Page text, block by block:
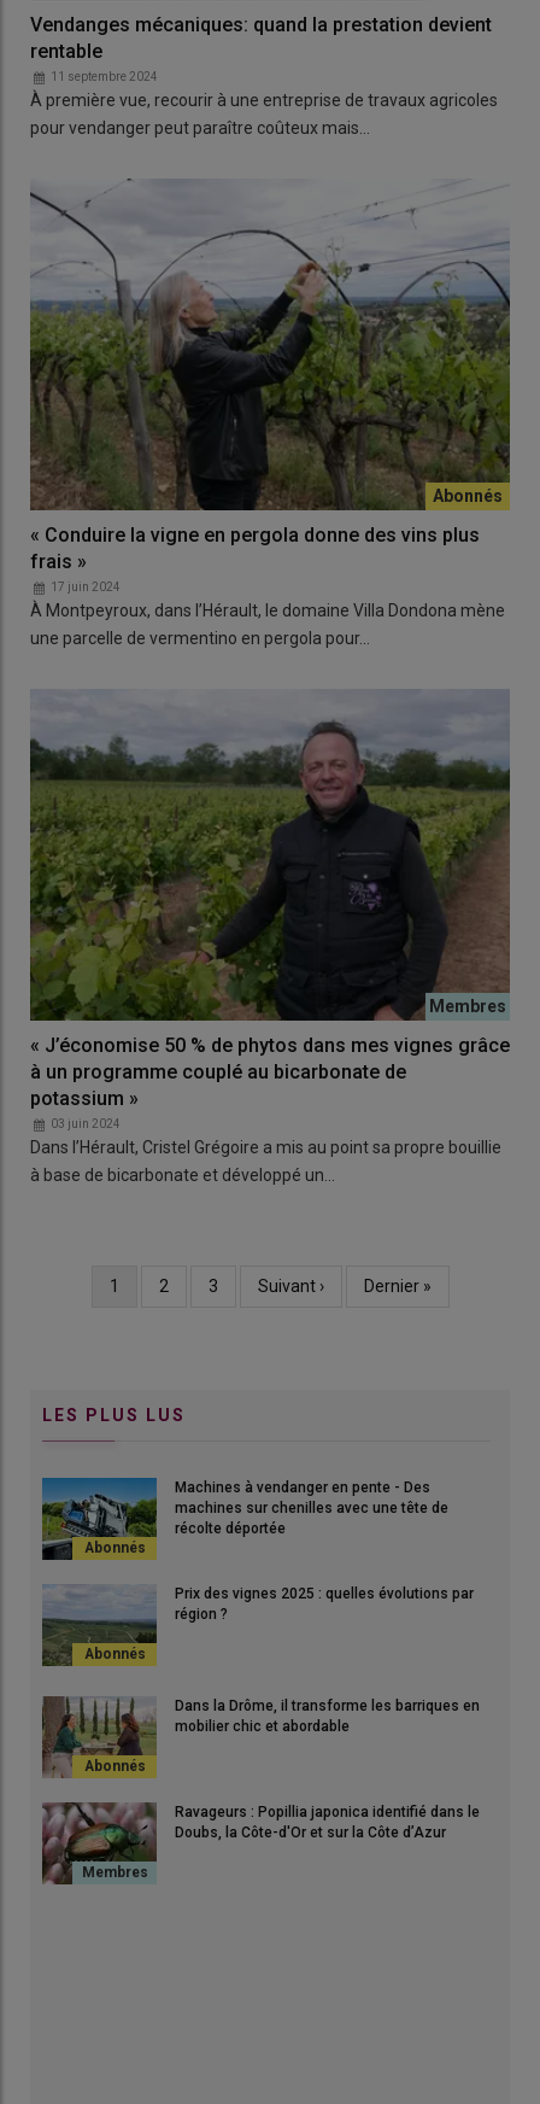
Vendanges mécaniques: quand la prestation devient
rentable
11 septembre 2024
À première vue, recourir à une entreprise de travaux agricoles
pour vendanger peut paraître coûteux mais…
« Conduire la vigne en pergola donne des vins plus
frais »
17 juin 2024
À Montpeyroux, dans l’Hérault, le domaine Villa Dondona mène
une parcelle de vermentino en pergola pour…
« J’économise 50 % de phytos dans mes vignes grâce
à un programme couplé au bicarbonate de
potassium »
03 juin 2024
Dans l’Hérault, Cristel Grégoire a mis au point sa propre bouillie
à base de bicarbonate et développé un…
Page
1 Page
2 Page
3
Page
Suivant ›
Dernière
Dernier »
LES PLUS LUS
Machines à vendanger en pente - Des
machines sur chenilles avec une tête de
récolte déportée
Prix des vignes 2025 : quelles évolutions par
région ?
Dans la Drôme, il transforme les barriques en
mobilier chic et abordable
Ravageurs : Popillia japonica identifié dans le
Doubs, la Côte-d'Or et sur la Côte d’Azur